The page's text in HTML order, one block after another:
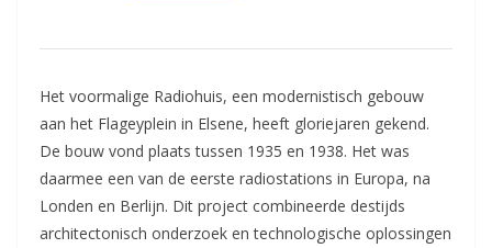
Het voormalige Radiohuis, een modernistisch gebouw
aan het Flageyplein in Elsene, heeft gloriejaren gekend.
De bouw vond plaats tussen 1935 en 1938. Het was
daarmee een van de eerste radiostations in Europa, na
Londen en Berlijn. Dit project combineerde destijds
architectonisch onderzoek en technologische oplossingen